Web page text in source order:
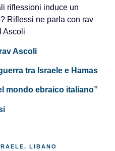
riflessioni induce un
Riflessi ne parla con rav
Ascoli
Ascoli
tra Israele e Hamas
mondo ebraico italiano”
, LIBANO